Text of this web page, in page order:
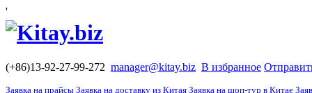
'
(+86)13-92-27-99-272 manager@kitay.biz В избранное
Заявка на прайсы Заявка на доставку из Китая Заявка на шоп-тур в Китае